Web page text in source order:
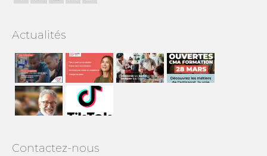
Actualités
Contactez-nous